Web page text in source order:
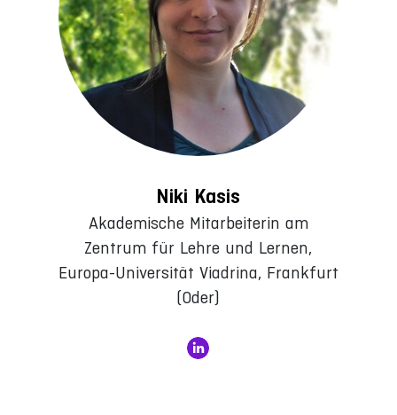
Niki Kasis
Akademische Mitarbeiterin am
Zentrum für Lehre und Lernen,
Europa-Universität Viadrina, Frankfurt
(Oder)